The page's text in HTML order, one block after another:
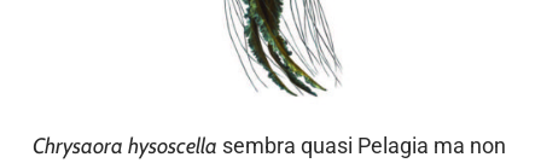
Chrysaora hysoscella sembra quasi Pelagia ma non